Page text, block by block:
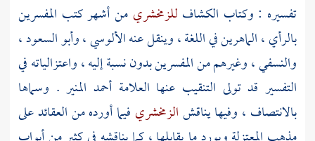
تفسيره : وكتاب الكشاف للزمخشريمن أشهر كتب المفسرين
بالرأي ، الماهرين في اللغة ، وينقل عنهالألوسي،وأبو السعود،
والنسفي، وغيرهم من المفسرين بدون نسبة إليه ، واعتزالياته في
التفسير قد تولى التنقيب عنها العلامة أحمد المنير . وسماها
بالانتصاف ، وفيها يناقشالزمخشري فيما أورده من العقائد على